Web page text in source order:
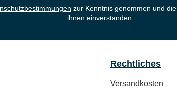
zur Kenntnis genommen und die
ihnen einverstanden.
Rechtliches
Versandkosten